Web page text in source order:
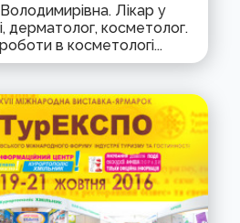
Лікар у
дерматолог, косметолог.
в косметологі...